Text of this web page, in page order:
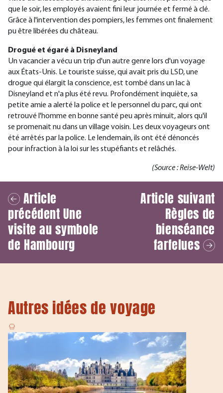
que le soir, les employés avaient fini leur journée et fermé à clé.
Grâce à l'intervention des pompiers, les femmes ont finalement
pu être libérées du château.
Drogué et égaré à Disneyland
Un vacancier a vécu un trip d'un autre genre lors d'un voyage
aux États-Unis. Le touriste suisse, qui avait pris du LSD, une
drogue qui élargit la conscience, est tombé dans un lac à
Disneyland et n'a plus été revu. Profondément inquiète, sa
petite amie a alerté la police et le personnel du parc, qui ont
retrouvé l'homme en bonne santé peu après minuit, alors qu'il
se promenait nu dans un village voisin. Les deux voyageurs ont
été arrêtés par la police. Le lendemain, ils ont été dénoncés
pour infraction à la loi sur les stupéfiants et relâchés.
(Source : Reise-Welt)
Article
précédent Une
visite au symbole
de Hambourg
Article suivant
Règles de
bienséance
farfelues
Autres idées de voyage